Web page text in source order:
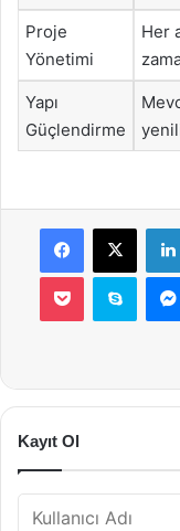
Proje
Yönetimi
Her
Yapı
Güçlendirme
Facebook
X
Pocket Skype
Kayıt Ol